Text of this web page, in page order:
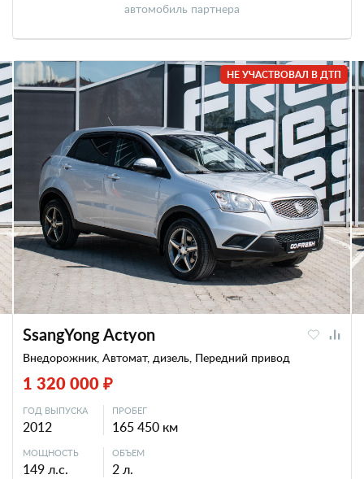
автомобиль партнера
НЕ УЧАСТВОВАЛ В ДТП
SsangYong Actyon
Внедорожник, Автомат, дизель, Передний привод
1 320 000 ₽
ГОД ВЫПУСКА
2012
ПРОБЕГ
165 450 км
МОЩНОСТЬ
149 л.с.
ОБЪЕМ
2 л.